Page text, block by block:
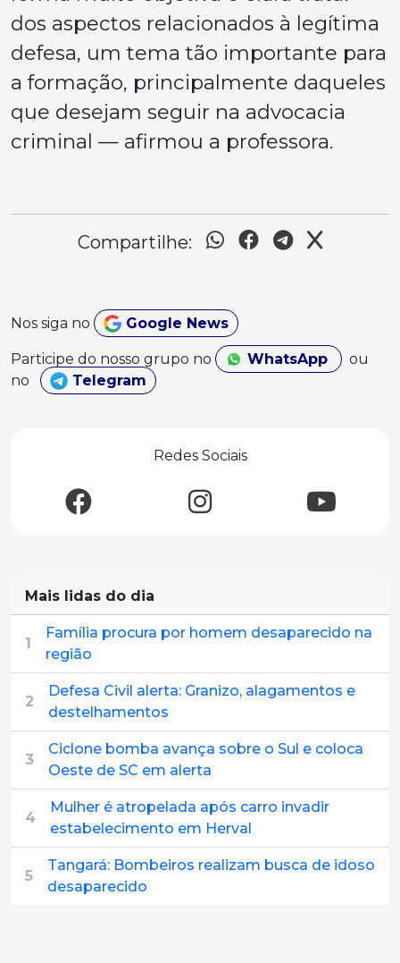
dos aspectos relacionados à legítima
defesa, um tema tão importante para
a formação, principalmente daqueles
que desejam seguir na advocacia
criminal — afirmou a professora.
Compartilhe:
Nos siga no Google News
Participe do nosso grupo no WhatsApp
ou
no
Telegram
Redes Sociais
Mais lidas do dia
1
Família procura por homem desaparecido na
região
2
Defesa Civil alerta: Granizo, alagamentos e
destelhamentos
3
Ciclone bomba avança sobre o Sul e coloca
Oeste de SC em alerta
4
Mulher é atropelada após carro invadir
estabelecimento em Herval
5
Tangará: Bombeiros realizam busca de idoso
desaparecido